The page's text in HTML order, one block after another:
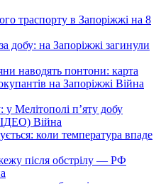
траспорту в Запоріжжі на 8
добу: на Запоріжжі загинули
наводять понтони: карта
на Запоріжжі Війна
у Мелітополі п’яту добу
Війна
коли температура впаде
після обстрілу — РФ